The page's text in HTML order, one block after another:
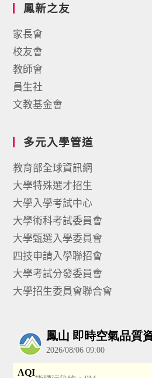
鳳新之友
家長會
校友會
教師會
員生社
文教基金會
多元入學管道
教育部全球資訊網
大學特殊選才招生
大學入學考試中心
大學術科考試委員會
大學甄選入學委員會
四技申請入學聯招會
大學考試分發委員會
大學招生委員會聯合會